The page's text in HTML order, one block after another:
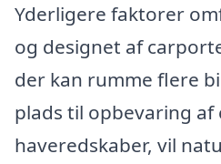
Yderligere faktorer
og designet af
der kan rumme flere
plads til opbevaring af
haveredskaber, vil